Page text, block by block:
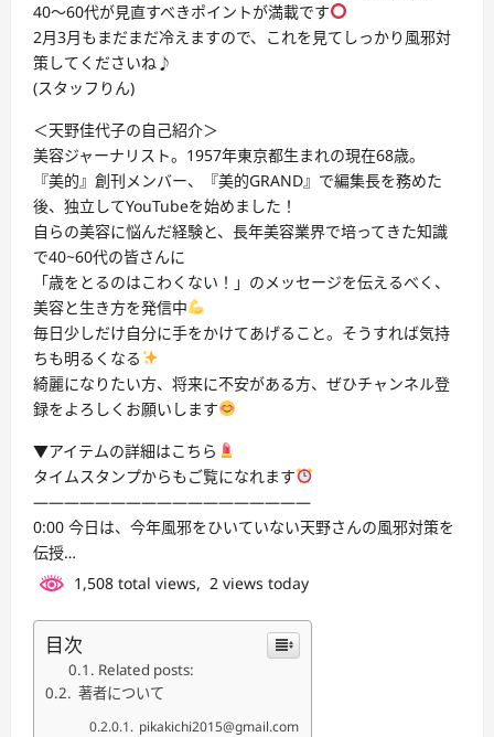
40〜60代が見直すべきポイントが満載です
2月3月もまだまだ冷えますので、これを見てしっかり風邪対
策してくださいね♪
(スタッフりん)
＜天野佳代子の自己紹介＞
美容ジャーナリスト。1957年東京都生まれの現在68歳。
『美的』創刊メンバー、『美的GRAND』で編集長を務めた
後、独立してYouTubeを始めました！
自らの美容に悩んだ経験と、長年美容業界で培ってきた知識
で40~60代の皆さんに
「歳をとるのはこわくない！」のメッセージを伝えるべく、
美容と生き方を発信中
毎日少しだけ自分に手をかけてあげること。そうすれば気持
ちも明るくなる
綺麗になりたい方、将来に不安がある方、ぜひチャンネル登
録をよろしくお願いします
▼アイテムの詳細はこちら
タイムスタンプからもご覧になれます
——————————————————
0:00 今日は、今年風邪をひいていない天野さんの風邪対策を
伝授…
1,508 total views, 2 views today
目次
Related posts:
著者について
pikakichi2015@gmail.com